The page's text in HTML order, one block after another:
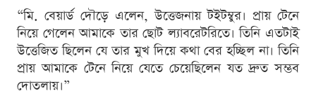
“মি. বেয়ার্ড দৌড়ে এলেন, উত্তেজনায় টইটম্বুর। প্রায় টেনে
নিয়ে গেলেন আমাকে তার ছোট ল্যাবরেটরিতে। তিনি এতটাই
উত্তেজিত ছিলেন যে তার মুখ দিয়ে কথা বের হচ্ছিল না। তিনি
প্রায় আমাকে টেনে নিয়ে যেতে চেয়েছিলেন যত দ্রুত সম্ভব
দোতলায়।”